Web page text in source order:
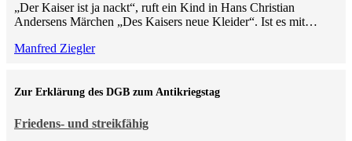
„Der Kaiser ist ja nackt“, ruft ein Kind in Hans Christian
Andersens Märchen „Des Kaisers neue Kleider“. Ist es mit…
Manfred Ziegler
Friedens- und streikfähig
Zur Erklärung des DGB zum Antikriegstag